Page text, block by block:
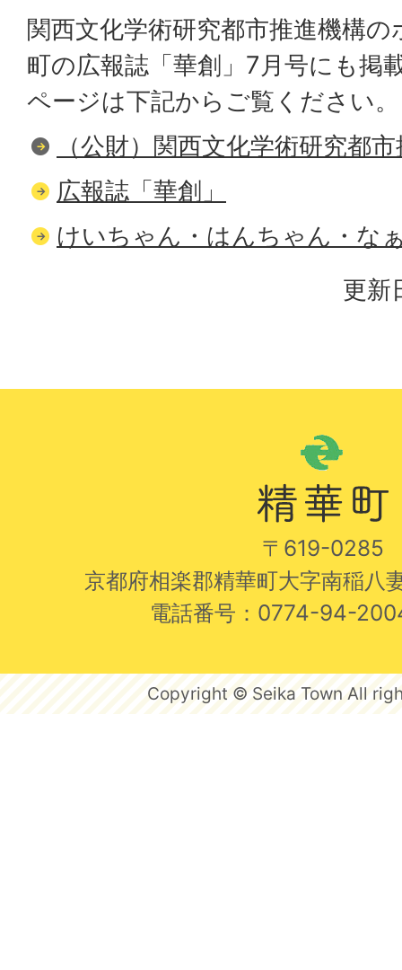
関西文化学術研究都市推進機構
町の広報誌「華創」7月号にも掲
ページは下記からご覧ください。
（公財）関西文化学術研究都
広報誌「華創」
けいちゃん・はんちゃん・な
更新
〒619-0285
京都府相楽郡精華町大字南稲八
電話番号：0774-94-
Copyright © Seika Town All